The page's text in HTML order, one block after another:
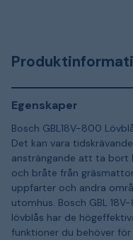
Egenskaper
Bosch GBL18V-800
Det kan vara
ansträngande att ta bort
och bråte från
uppfarter och andra
utomhus. Bosch GBL
lövblås har de
funktioner du behöver